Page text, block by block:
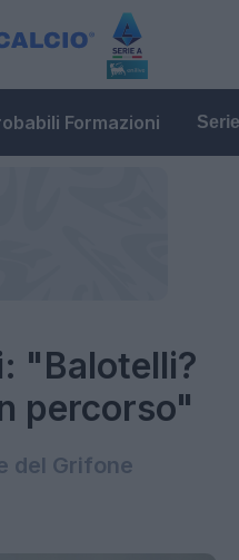
Formazioni
"Balotelli?
percorso"
del Grifone